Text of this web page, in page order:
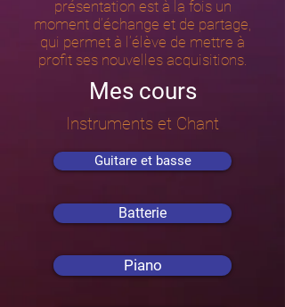
présentation est à la fois un
moment d’échange et de partage,
qui permet à l’élève de mettre à
profit ses nouvelles acquisitions.
Mes cours
Instruments et Chant
Guitare et basse
Batterie
Piano